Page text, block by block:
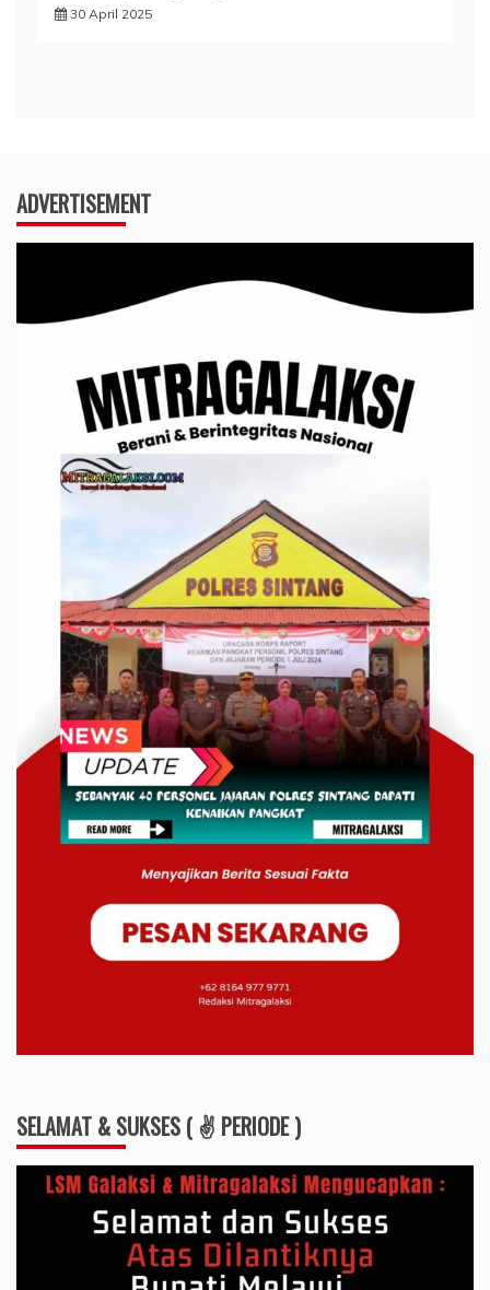
30 April 2025
ADVERTISEMENT
SELAMAT & SUKSES ( ✌ PERIODE )